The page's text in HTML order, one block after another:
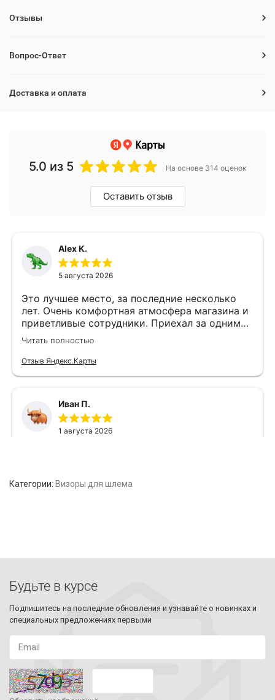
Отзывы
Вопрос-Ответ
Доставка и оплата
Категории: Визоры для шлема
Будьте в курсе
Подпишитесь на последние обновления и узнавайте о новинках и
специальных предложениях первыми